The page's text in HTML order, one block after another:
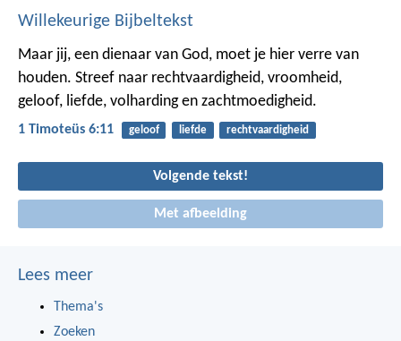
Willekeurige Bijbeltekst
Maar jij, een dienaar van God, moet je hier verre van
houden. Streef naar rechtvaardigheid, vroomheid,
geloof, liefde, volharding en zachtmoedigheid.
1 Timoteüs 6:11 geloof liefde rechtvaardigheid
Volgende tekst!
Met afbeelding
Lees meer
Thema's
Zoeken